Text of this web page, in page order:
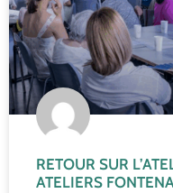
RETOUR SUR
ATELIERS